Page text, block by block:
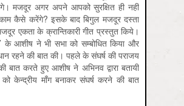
मजदूर अगर अपने आपको सुरक्षित ही नहीं
कैसे करेंगे? इसके बाद बिगुल मजदूर दस्ता
एकता के क्रान्तिकारी गीत प्रस्तुत किये।
के आशीष ने भी सभा को सम्बोधित किया और
रहने की बात की। पहले के संघर्ष की पराजय
करते हुए आशीष ने अभिनव द्वारा बतायी
को केन्द्रीय माँग बनाकर संघर्ष करने की बात